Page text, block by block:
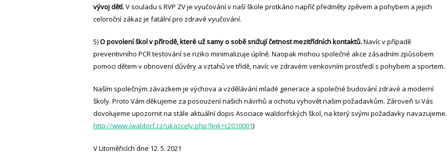
vývoj dětí.V souladu s RVP ZV je vyučování v naší škole protkáno napříč předměty zpěvem a pohybem a jejich
celoroční zákaz je fatální pro zdravé vyučování.
5)O povolení škol v přírodě, které už samy o sobě snižují četnost mezitřídních kontaktů.Navíc v případě
preventivního PCR testování se riziko minimalizuje úplně. Naopak mohou společné akce zásadním způsobem
pomoci dětem v obnovení důvěry a vztahů ve třídě, navíc ve zdravém venkovním prostředí s pohybem a sportem.
Naším společným závazkem je výchova a vzdělávání mladé generace a společné budování zdravé a moderní
školy. Proto Vám děkujeme za posouzení našich návrhů a ochotu vyhovět našim požadavkům. Zároveň si Vás
dovolujeme upozornit na stále aktuální dopis Asociace waldorfských škol, na který svými požadavky navazujeme.
http://www.iwaldorf.cz/ukazcely.php?link=c2010001)
V Litoměřicích dne 12. 5. 2021